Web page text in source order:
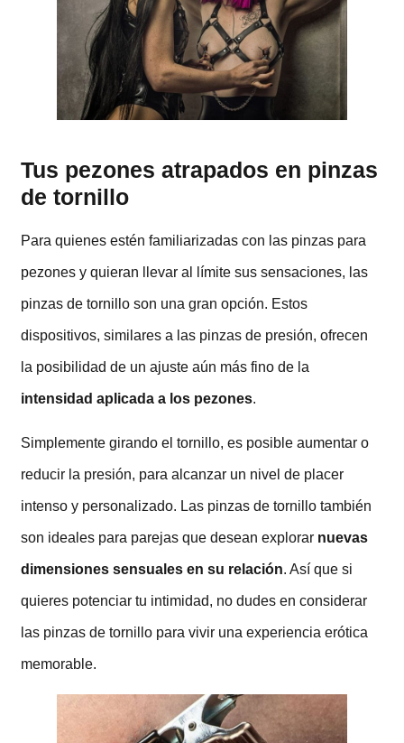
Tus pezones atrapados en pinzas
de tornillo
Para quienes estén familiarizadas con las pinzas para
pezones y quieran llevar al límite sus sensaciones, las
pinzas de tornillo son una gran opción. Estos
dispositivos, similares a las pinzas de presión, ofrecen
la posibilidad de un ajuste aún más fino de la
intensidad aplicada a los pezones.
Simplemente girando el tornillo, es posible aumentar o
reducir la presión, para alcanzar un nivel de placer
intenso y personalizado. Las pinzas de tornillo también
son ideales para parejas que desean explorar nuevas
dimensiones sensuales en su relación. Así que si
quieres potenciar tu intimidad, no dudes en considerar
las pinzas de tornillo para vivir una experiencia erótica
memorable.